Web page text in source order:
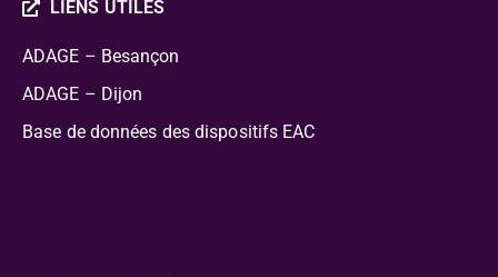
LIENS UTILES
ADAGE – Besançon
ADAGE – Dijon
Base de données des dispositifs EAC